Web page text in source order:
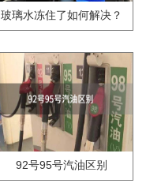
玻璃水冻住了如何解决？
92号95号汽油区别